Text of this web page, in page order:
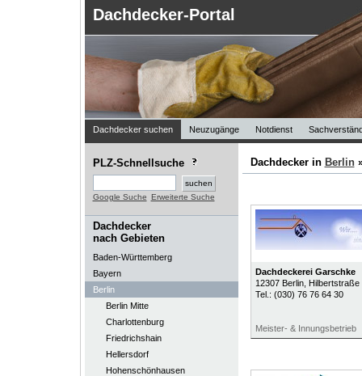
Dachdecker-Portal
Dachdecker suchen Neuzugänge Notdienst
PLZ-Schnellsuche
Google Suche Erweiterte Suche
Dachdecker
nach Gebieten
Baden-Württemberg
Bayern
Berlin
Berlin Mitte
Charlottenburg
Friedrichshain
Hellersdorf
Hohenschönhausen
Dachdecker in Berlin
Dachdeckerei Garschke
12307 Berlin, Hilbertstraße
Tel.: (030) 76 76 64 30
Meister- & Innungsbetrieb